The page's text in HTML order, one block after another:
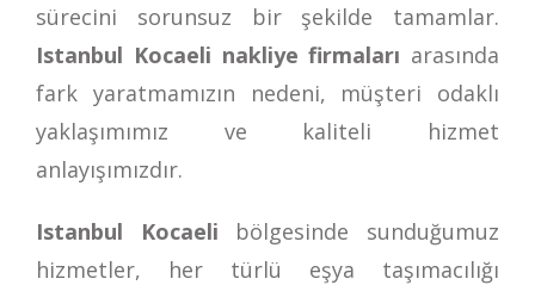
sürecini sorunsuz bir şekilde tamamlar.
Istanbul Kocaeli nakliye firmaları arasında
fark yaratmamızın nedeni, müşteri odaklı
yaklaşımımız ve kaliteli hizmet
anlayışımızdır.
Istanbul Kocaeli bölgesinde sunduğumuz
hizmetler, her türlü eşya taşımacılığı